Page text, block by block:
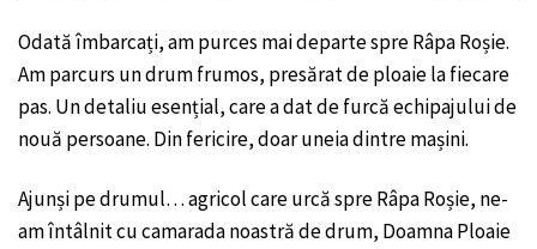
Odată îmbarcați, am purces mai departe spre Râpa Roșie.
Am parcurs un drum frumos, presărat de ploaie la fiecare
pas. Un detaliu esențial, care a dat de furcă echipajului de
nouă persoane. Din fericire, doar uneia dintre mașini.
Ajunși pe drumul… agricol care urcă spre Râpa Roșie, ne-
am întâlnit cu camarada noastră de drum, Doamna Ploaie